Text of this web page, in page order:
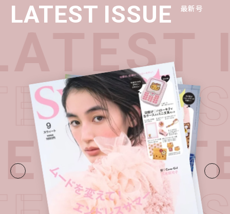
LATEST ISSUE 最新号